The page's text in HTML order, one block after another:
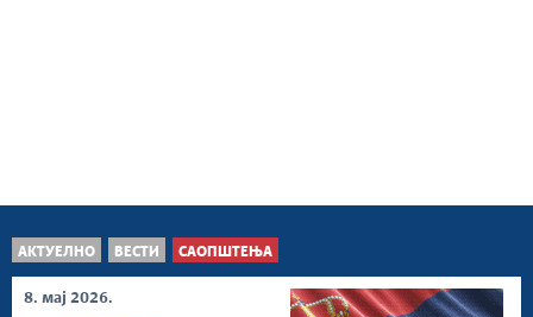
АКТУЕЛНО ВЕСТИ САОПШТЕЊА
8. мај 2026.